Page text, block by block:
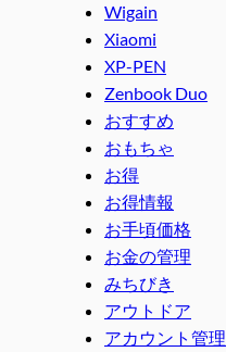
Wigain
Xiaomi
XP-PEN
Zenbook Duo
おすすめ
おもちゃ
お得
お得情報
お手頃価格
お金の管理
みちびき
アウトドア
アカウント管理